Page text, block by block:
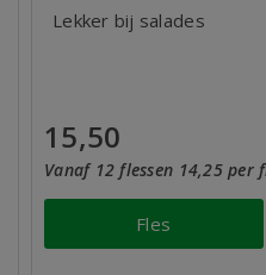
Lekker bij salades
15,50
Vanaf 12 flessen 14,25 per
Fles